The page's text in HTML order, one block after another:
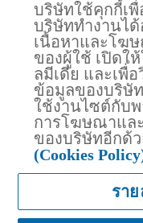
แอปพลิเคชัน ไทย
ไทยประกันชีวิตแค
ไทยประกันชีวิตเม
ไทยประกันชีวิตอีซี่
ไทยประกันชีวิตฮอ
ไทยประกันชีวิตปร
บริการสำหรับเจ้า
สถานพยาบาลคู่สั
ไทยประกันชีวิต
ไทยประกันชีวิต AI
แพ็กเกจผ่าตัดราค
บริษัทฯ ขอแจ้งให้ผู้ใช้บริกา
ชื่อ ชื่อทางการค้า ส่วน
เครื่องหมายการค้า เครื่อ
ที่ปรากฏบนเว็บไซต์ของบ
กฎหมายทรัพย์สินทางปัญญ
แต่เพียงผู้เดียว หากบุคคล
แพร่ต่อสาธารณชน จำหน่า
ที่เป็นการแสวงหาประโย
โดยประการใดๆ จากทรั
อนุญาตจากบริษัทฯ บริษัท
สิท
บริษัทใช้คุกกี้เ
บริษัททำงานไ
เนื้อหาและโฆ
ของผู้ใช้ เปิดใ
ลมีเดีย และเพื่อ
ข้อมูลของบริษั
ใช้งานไซต์กับพ
การโฆษณาแล
ของบริษัทอีกด้ว
(Cookies
ราย